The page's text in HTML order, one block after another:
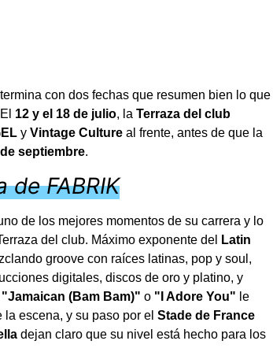
con dos fechas que resumen bien lo que
12 y el 18 de julio, la Terraza del club
y Vintage Culture al frente, antes de que la
septiembre.
de FABRIK
de los mejores momentos de su carrera y lo
del club. Máximo exponente del
Latin
groove con raíces latinas, pop y soul,
digitales, discos de oro y platino, y
"Jamaican (Bam Bam)" o "I Adore You" le
escena, y su paso por el Stade de France
dejan claro que su nivel está hecho para los